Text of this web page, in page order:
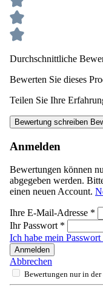
Durchschnittliche
Bewerten Sie dieses
Teilen Sie Ihre
Bewertung schreiben
Anmelden
Bewertungen können
abgegeben werden.
einen neuen Account.
Ihre E-Mail-Adresse *
Ihr Passwort *
Ich habe mein Passwort
Anmelden
Abbrechen
Bewertungen nur in